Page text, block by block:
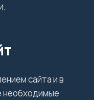
сайта и в
необходимые